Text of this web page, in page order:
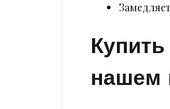
нашем